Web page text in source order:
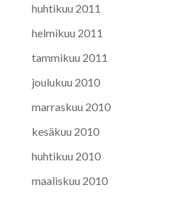
huhtikuu 2011
helmikuu 2011
tammikuu 2011
joulukuu 2010
marraskuu 2010
kesäkuu 2010
huhtikuu 2010
maaliskuu 2010